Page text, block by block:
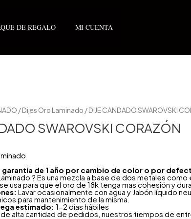
DE REGALO MI CUENTA
/Dijes Oro Laminado / DIJE CANDADO SWAROVSKI
SWAROVSKI CORAZÓN
garantia de 1 año por cambio de color o por
? Es una mezcla a base de dos metales como
usa para que el oro de 18k tenga mas cohesión y
Lavar ocasionalmente con agua y Jabón líquido
para mantenimiento de la misma.
estimado: 1-2 días hábiles
alta cantidad de pedidos, nuestros tiempos de